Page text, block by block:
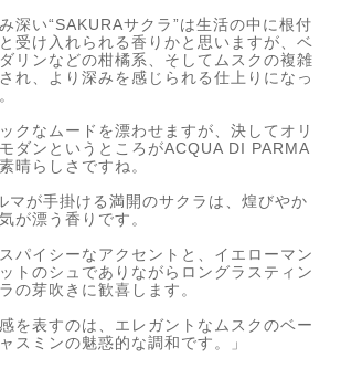
深い“SAKURAサクラ”は生活の中に根付
受け入れられる香りかと思いますが、ベ
リンなどの柑橘系、そしてムスクの複雑
れ、より深みを感じられる仕上りになっ
クなムードを漂わせますが、決してオリ
ダンというところがACQUA DI PARMA
晴らしさですね。
マが手掛ける満開のサクラは、煌びやか
が漂う香りです。
パイシーなアクセントと、イエローマン
トのシュでありながらロングラスティン
の芽吹きに歓喜します。
を表すのは、エレガントなムスクのベー
スミンの魅惑的な調和です。」